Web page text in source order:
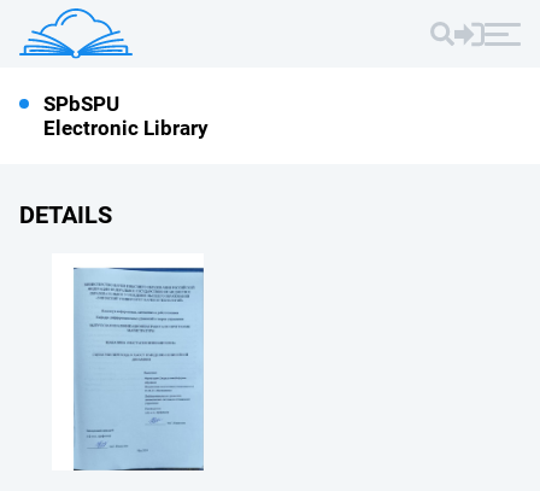
SPbSPU
Electronic Library
DETAILS